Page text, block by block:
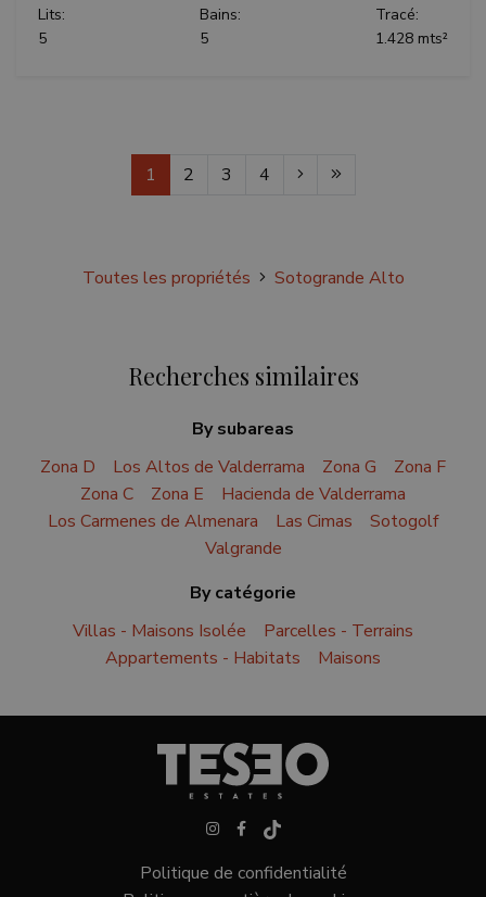
Lits:
5
Bains:
5
Tracé:
1.428 mts²
1 2 3 4
Toutes les propriétés Sotogrande Alto
Recherches similaires
By subareas
Zona D
Los Altos de Valderrama Zona G
Zona F
Zona C
Zona E
Hacienda de Valderrama
Los Carmenes de Almenara
Las Cimas
Sotogolf
Valgrande
By catégorie
Villas - Maisons Isolée
Parcelles - Terrains
Appartements - Habitats
Maisons
Politique de confidentialité